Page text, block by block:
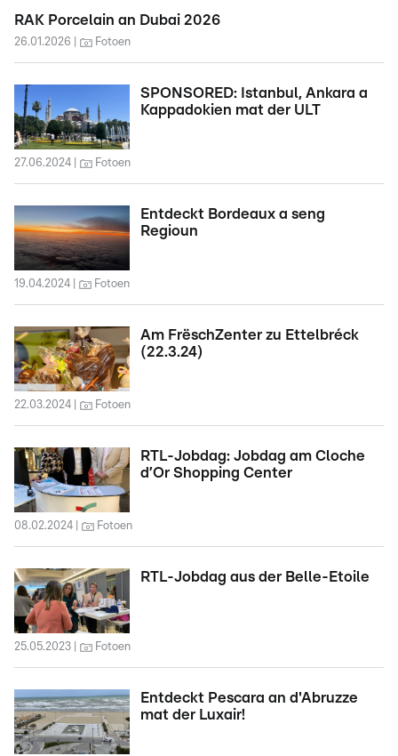
RAK Porcelain an Dubai 2026
26.01.2026 Fotoen
SPONSORED: Istanbul, Ankara a
Kappadokien mat der ULT
27.06.2024 Fotoen
Entdeckt Bordeaux a seng
Regioun
19.04.2024 Fotoen
Am FrëschZenter zu Ettelbréck
(22.3.24)
22.03.2024 Fotoen
RTL-Jobdag: Jobdag am Cloche
d’Or Shopping Center
08.02.2024 Fotoen
RTL-Jobdag aus der Belle-Etoile
25.05.2023 Fotoen
Entdeckt Pescara an d'Abruzze
mat der Luxair!